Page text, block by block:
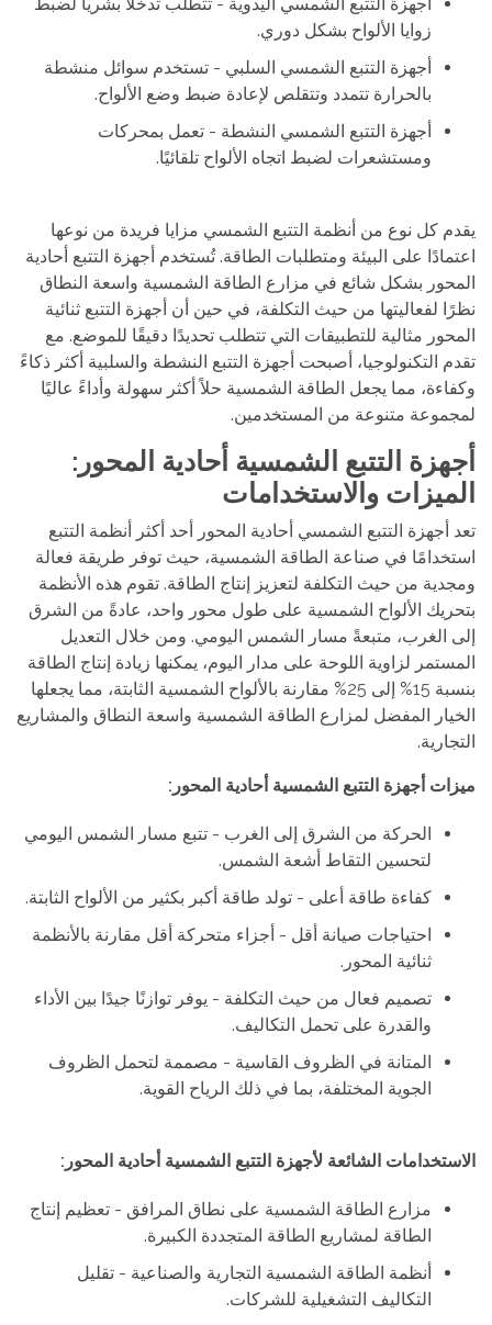
أجهزة التتبع الشمسي اليدوية - تتطلب تدخلاً بشرياً لضبط
زوايا الألواح بشكل دوري.
أجهزة التتبع الشمسي السلبي - تستخدم سوائل منشطة
بالحرارة تتمدد وتتقلص لإعادة ضبط وضع الألواح.
أجهزة التتبع الشمسي النشطة - تعمل بمحركات
ومستشعرات لضبط اتجاه الألواح تلقائيًا.
يقدم كل نوع من أنظمة التتبع الشمسي مزايا فريدة من نوعها
اعتمادًا على البيئة ومتطلبات الطاقة. تُستخدم أجهزة التتبع أحادية
المحور بشكل شائع في مزارع الطاقة الشمسية واسعة النطاق
نظرًا لفعاليتها من حيث التكلفة، في حين أن أجهزة التتبع ثنائية
المحور مثالية للتطبيقات التي تتطلب تحديدًا دقيقًا للموضع. مع
تقدم التكنولوجيا، أصبحت أجهزة التتبع النشطة والسلبية أكثر ذكاءً
وكفاءة، مما يجعل الطاقة الشمسية حلاً أكثر سهولة وأداءً عاليًا
لمجموعة متنوعة من المستخدمين.
أجهزة التتبع الشمسية أحادية المحور:
الميزات والاستخدامات
تعد أجهزة التتبع الشمسي أحادية المحور أحد أكثر أنظمة التتبع
استخدامًا في صناعة الطاقة الشمسية، حيث توفر طريقة فعالة
ومجدية من حيث التكلفة لتعزيز إنتاج الطاقة. تقوم هذه الأنظمة
بتحريك الألواح الشمسية على طول محور واحد، عادةً من الشرق
إلى الغرب، متبعةً مسار الشمس اليومي. ومن خلال التعديل
المستمر لزاوية اللوحة على مدار اليوم، يمكنها زيادة إنتاج الطاقة
بنسبة 15% إلى 25% مقارنة بالألواح الشمسية الثابتة، مما يجعلها
الخيار المفضل لمزارع الطاقة الشمسية واسعة النطاق والمشاريع
التجارية.
ميزات أجهزة التتبع الشمسية أحادية المحور:
الحركة من الشرق إلى الغرب - تتبع مسار الشمس اليومي
لتحسين التقاط أشعة الشمس.
كفاءة طاقة أعلى - تولد طاقة أكبر بكثير من الألواح الثابتة.
احتياجات صيانة أقل - أجزاء متحركة أقل مقارنة بالأنظمة
ثنائية المحور.
تصميم فعال من حيث التكلفة - يوفر توازنًا جيدًا بين الأداء
والقدرة على تحمل التكاليف.
المتانة في الظروف القاسية - مصممة لتحمل الظروف
الجوية المختلفة، بما في ذلك الرياح القوية.
الاستخدامات الشائعة لأجهزة التتبع الشمسية أحادية المحور:
مزارع الطاقة الشمسية على نطاق المرافق - تعظيم إنتاج
الطاقة لمشاريع الطاقة المتجددة الكبيرة.
أنظمة الطاقة الشمسية التجارية والصناعية - تقليل
التكاليف التشغيلية للشركات.